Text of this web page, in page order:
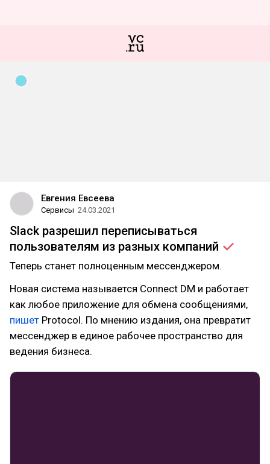
Евгения Евсеева
Сервисы 24.03.2021
Slack разрешил переписываться
пользователям из разных компаний
Теперь станет полноценным мессенджером.
Новая система называется Connect DM и работает
как любое приложение для обмена сообщениями,
пишет Protocol. По мнению издания, она превратит
мессенджер в единое рабочее пространство для
ведения бизнеса.